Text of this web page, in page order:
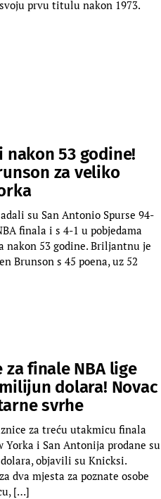
prvu titulu nakon 1973.
nakon 53 godine!
za veliko
su San Antonio Spurse 94-
finala i s 4-1 u pobjedama
nakon 53 godine. Briljantnu je
Brunson s 45 poena, uz 52
za finale NBA lige
dolara! Novac
svrhe
za treću utakmicu finala
Yorka i San Antonija prodane su
objavili su Knicksi.
dva mjesta za poznate osobe
[…]